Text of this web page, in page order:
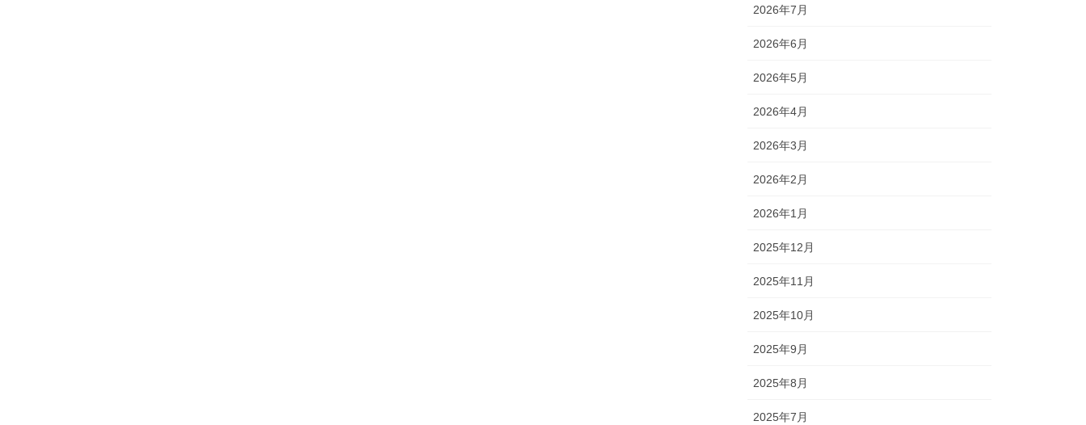
2026年7月
2026年6月
2026年5月
2026年4月
2026年3月
2026年2月
2026年1月
2025年12月
2025年11月
2025年10月
2025年9月
2025年8月
2025年7月